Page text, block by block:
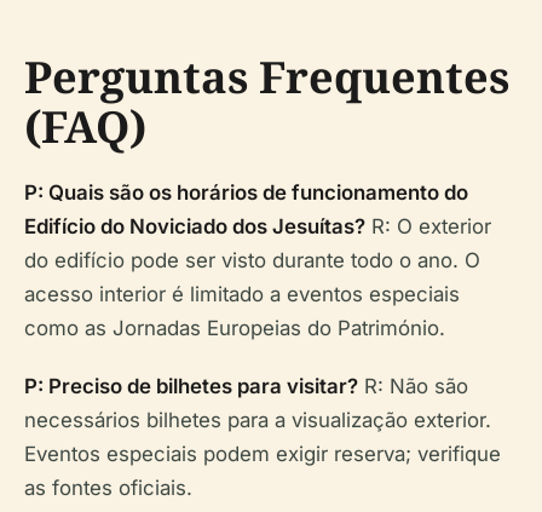
Perguntas Frequentes
(FAQ)
P: Quais são os horários de funcionamento do
Edifício do Noviciado dos Jesuítas? R: O exterior
do edifício pode ser visto durante todo o ano. O
acesso interior é limitado a eventos especiais
como as Jornadas Europeias do Património.
P: Preciso de bilhetes para visitar? R: Não são
necessários bilhetes para a visualização exterior.
Eventos especiais podem exigir reserva; verifique
as fontes oficiais.